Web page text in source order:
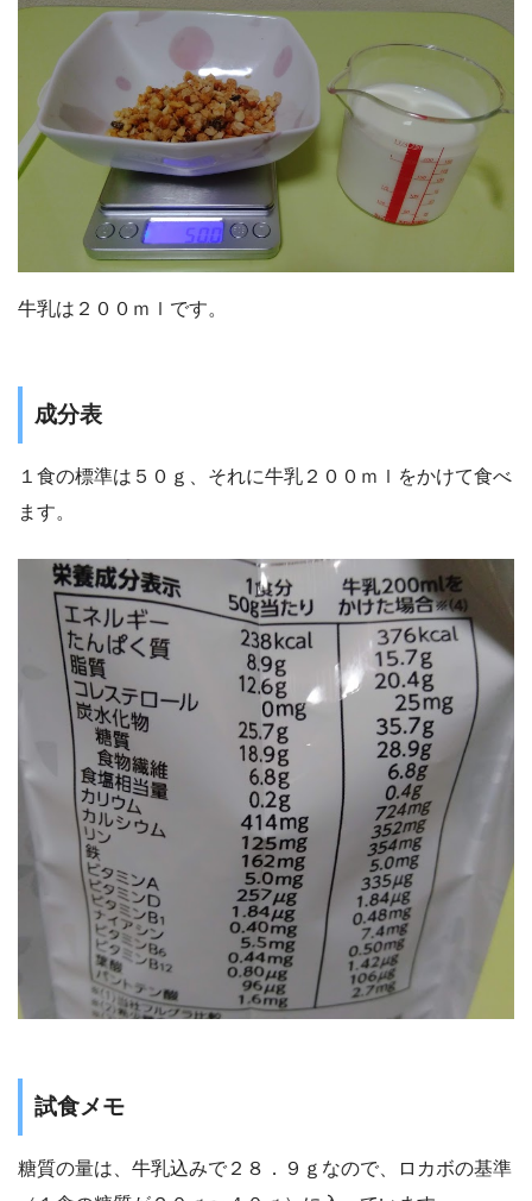
牛乳は２００ｍｌです。
成分表
１食の標準は５０ｇ、それに牛乳２００ｍｌをかけて食べ
ます。
試食メモ
糖質の量は、牛乳込みで２８．９ｇなので、ロカボの基準